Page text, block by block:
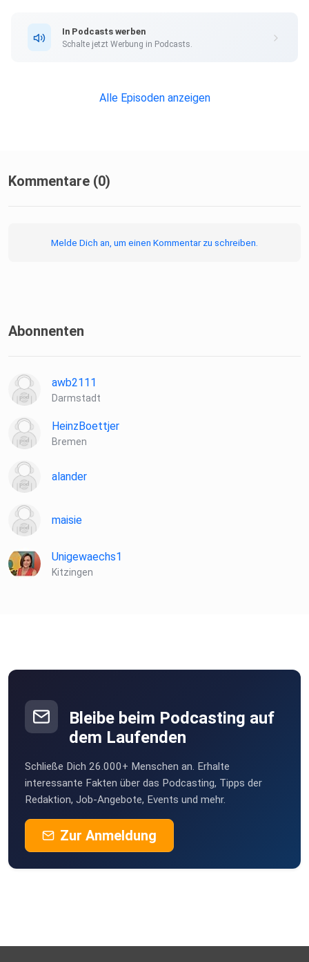
In Podcasts werben
Schalte jetzt Werbung in Podcasts.
Alle Episoden anzeigen
Kommentare (0)
Melde Dich an, um einen Kommentar zu schreiben.
Abonnenten
awb2111
Darmstadt
HeinzBoettjer
Bremen
alander
maisie
Unigewaechs1
Kitzingen
Bleibe beim Podcasting auf
dem Laufenden
Schließe Dich 26.000+ Menschen an. Erhalte
interessante Fakten über das Podcasting, Tipps der
Redaktion, Job-Angebote, Events und mehr.
Zur Anmeldung